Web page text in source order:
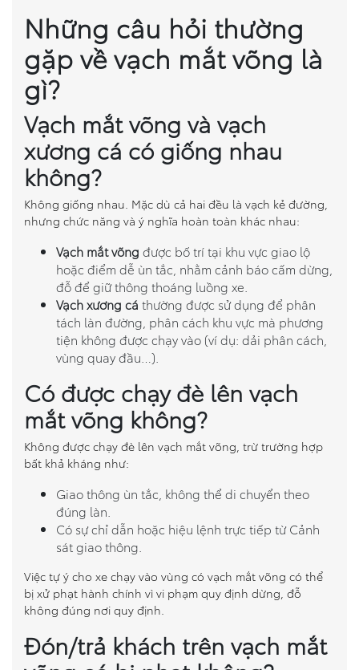
Những câu hỏi thường
gặp về vạch mắt võng là
gì?
Vạch mắt võng và vạch
xương cá có giống nhau
không?
Không giống nhau. Mặc dù cả hai đều là vạch kẻ đường,
nhưng chức năng và ý nghĩa hoàn toàn khác nhau:
Vạch mắt võng được bố trí tại khu vực giao lộ
hoặc điểm dễ ùn tắc, nhằm cảnh báo cấm dừng,
đỗ để giữ thông thoáng luồng xe.
Vạch xương cá thường được sử dụng để phân
tách làn đường, phân cách khu vực mà phương
tiện không được chạy vào (ví dụ: dải phân cách,
vùng quay đầu…).
Có được chạy đè lên vạch
mắt võng không?
Không được chạy đè lên vạch mắt võng, trừ trường hợp
bất khả kháng như:
Giao thông ùn tắc, không thể di chuyển theo
đúng làn.
Có sự chỉ dẫn hoặc hiệu lệnh trực tiếp từ Cảnh
sát giao thông.
Việc tự ý cho xe chạy vào vùng có vạch mắt võng có thể
bị xử phạt hành chính vì vi phạm quy định dừng, đỗ
không đúng nơi quy định.
Đón/trả khách trên vạch mắt